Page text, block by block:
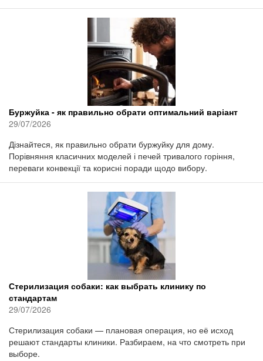
Буржуйка - як правильно обрати оптимальний варіант
29/07/2026
Дізнайтеся, як правильно обрати буржуйку для дому.
Порівняння класичних моделей і печей тривалого горіння,
переваги конвекції та корисні поради щодо вибору.
Стерилизация собаки: как выбрать клинику по
стандартам
29/07/2026
Стерилизация собаки — плановая операция, но её исход
решают стандарты клиники. Разбираем, на что смотреть при
выборе.